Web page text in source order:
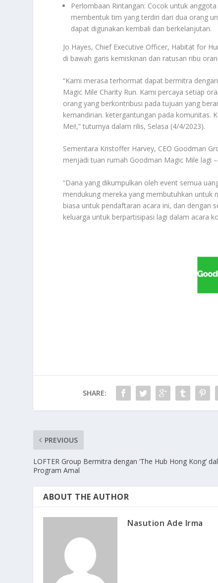
Perlombaan Rintangan: Cocok untuk
membentuk tim yang terdiri dari dua orang
dapat digunakan kembali dan berkelanjutan.
Jo Hayes, Chief Executive Officer, Habitat for
di bawah garis kemiskinan dan ratusan ribu
“Kami merasa terhormat dapat bermitra
Magic Mile Charity Run. Kami percaya setiap
orang yang berkontribusi pada tujuan yang
kemandirian. ketergantungan pada komunitas.
Mei!,” tuturnya dalam rilis, Selasa (4/4/2023).
Sementara Kristoffer Harvey, CEO Goodman
menjadi tuan rumah Goodman Magic Mile lagi
“Dana yang dikumpulkan oleh event semua
mendukung mereka yang membutuhkan untuk
biasa untuk pendaftaran acara ini, dan dengan
keluarga untuk berpartisipasi lagi dalam acara
SHARE:
PREVIOUS
LOFTER Group Bermitra dengan ‘The Hub Hong Kong’
Program Amal
ABOUT THE AUTHOR
Nasution Ade Irma